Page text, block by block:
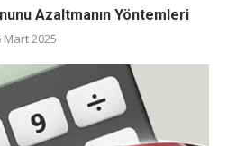
Azaltmanın Yöntemleri
Mart 2025